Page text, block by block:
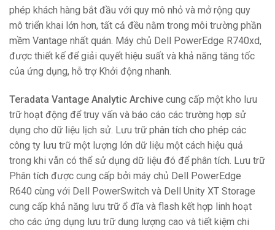
phép khách hàng bắt đầu với quy mô nhỏ và mở rộng quy
mô triển khai lớn hơn, tất cả đều nằm trong môi trường phần
mềm Vantage nhất quán. Máy chủ Dell PowerEdge R740xd,
được thiết kế để giải quyết hiệu suất và khả năng tăng tốc
của ứng dụng, hỗ trợ Khởi động nhanh.
Teradata Vantage Analytic Archive cung cấp một kho lưu
trữ hoạt động để truy vấn và báo cáo các trường hợp sử
dụng cho dữ liệu lịch sử. Lưu trữ phân tích cho phép các
công ty lưu trữ một lượng lớn dữ liệu một cách hiệu quả
trong khi vẫn có thể sử dụng dữ liệu đó để phân tích. Lưu trữ
Phân tích được cung cấp bởi máy chủ Dell PowerEdge
R640 cùng với Dell PowerSwitch và Dell Unity XT Storage
cung cấp khả năng lưu trữ ổ đĩa và flash kết hợp linh hoạt
cho các ứng dụng lưu trữ dung lượng cao và tiết kiệm chi